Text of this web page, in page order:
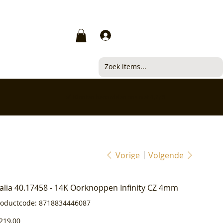
Vorige Volgende
40.17458 - 14K Oorknoppen Infinity CZ 4mm
Productcode
8718834446087
8718834446087